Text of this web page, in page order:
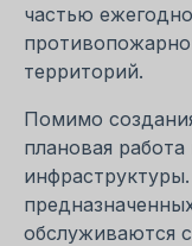
частью
территорий.
Помимо
плановая
обслуживаются